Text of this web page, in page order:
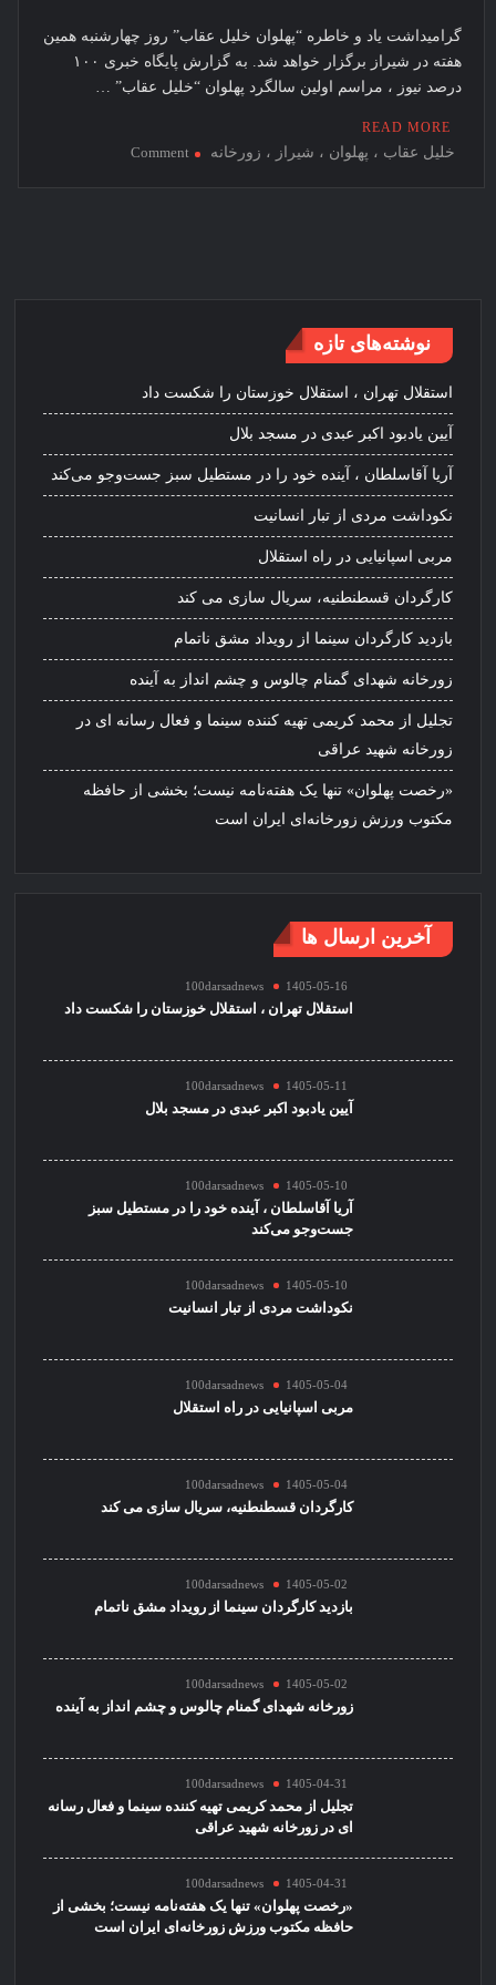
گرامیداشت یاد و خاطره “پهلوان خلیل عقاب” روز چهارشنبه همین
هفته در شیراز برگزار خواهد شد. به گزارش پایگاه خبری ۱۰۰
درصد نیوز ، مراسم اولین سالگرد پهلوان “خلیل عقاب” …
READ MORE
خلیل عقاب ، پهلوان ، شیراز ، زورخانه Comment
on
نوشته‌های تازه
استقلال تهران ، استقلال خوزستان را شکست داد
آیین یادبود اکبر عبدی در مسجد بلال
آریا آقاسلطان ، آینده خود را در مستطیل سبز جست‌وجو می‌کند
نکوداشت مردی از تبار انسانیت
مربی اسپانیایی در راه استقلال
کارگردان قسطنطنیه، سریال سازی می کند
بازدید کارگردان سینما از رویداد مشق ناتمام
زورخانه شهدای گمنام چالوس و چشم انداز به آینده
تجلیل از محمد کریمی تهیه کننده سینما و فعال رسانه ای در
زورخانه شهید عراقی
«رخصت پهلوان» تنها یک هفته‌نامه نیست؛ بخشی از حافظه
مکتوب ورزش زورخانه‌ای ایران است
آخرین ارسال ها
100darsadnews 1405-05-16
استقلال تهران ، استقلال خوزستان را شکست داد
100darsadnews 1405-05-11
آیین یادبود اکبر عبدی در مسجد بلال
100darsadnews 1405-05-10
آریا آقاسلطان ، آینده خود را در مستطیل سبز
جست‌وجو می‌کند
100darsadnews 1405-05-10
نکوداشت مردی از تبار انسانیت
100darsadnews 1405-05-04
مربی اسپانیایی در راه استقلال
100darsadnews 1405-05-04
کارگردان قسطنطنیه، سریال سازی می کند
100darsadnews 1405-05-02
بازدید کارگردان سینما از رویداد مشق ناتمام
100darsadnews 1405-05-02
زورخانه شهدای گمنام چالوس و چشم انداز به آینده
100darsadnews 1405-04-31
تجلیل از محمد کریمی تهیه کننده سینما و فعال رسانه
ای در زورخانه شهید عراقی
100darsadnews 1405-04-31
«رخصت پهلوان» تنها یک هفته‌نامه نیست؛ بخشی از
حافظه مکتوب ورزش زورخانه‌ای ایران است